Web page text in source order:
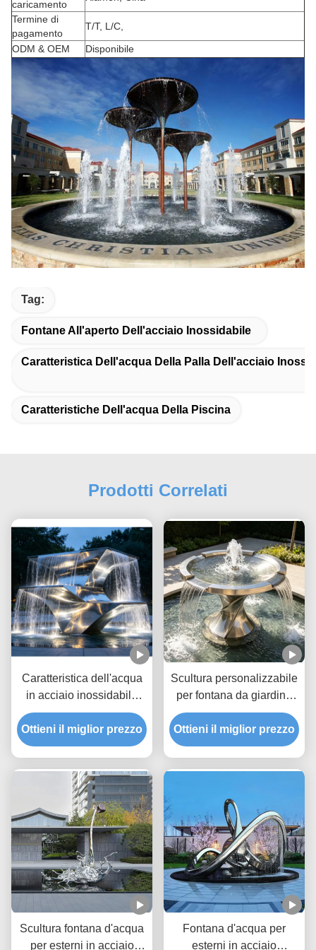
caricamento
Termine di
pagamento
T/T, L/C,
ODM & OEM
Disponibile
Tag:
Fontane All'aperto Dell'acciaio Inossidabile
Caratteristica Dell'acqua Della Palla Dell'acciaio
Caratteristiche Dell'acqua Della Piscina
Prodotti Correlati
Caratteristica dell'acqua
in acciaio inossidabile
Scultura di fontana da
giardino esterna
personalizzata progettata
paesaggio e
miglioramenti del cortile
Ottieni il miglior prezzo
Scultura personalizzabile
per fontana da giardino
all'aperto con fontana in
acciaio inossidabile per
spazi pubblici e
Ottieni il miglior prezzo
Scultura fontana d'acqua
per esterni in acciaio
Fontana d'acqua per
esterni in acciaio